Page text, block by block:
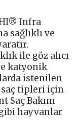
Infra
sağlıklı ve
ile göz alıcı
katyonik
istenilen
tipleri için
Saç Bakım
hayvanlar